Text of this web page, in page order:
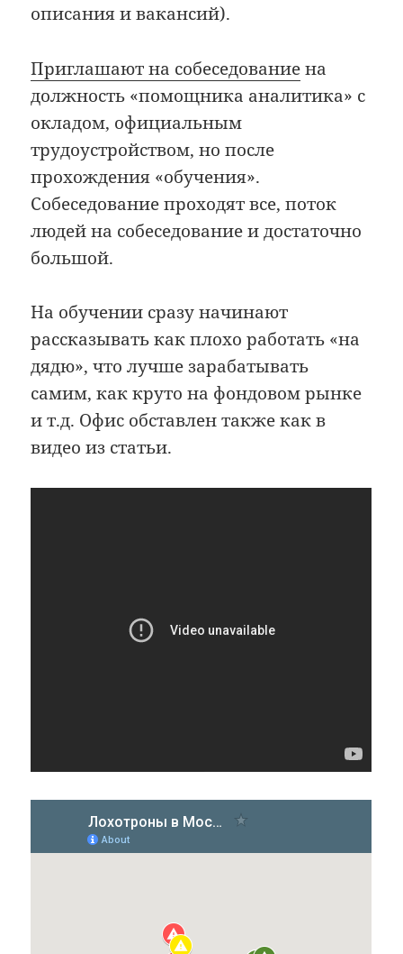
описания и вакансий).
Приглашают на собеседованиена
должность «помощника аналитика» с
окладом, официальным
трудоустройством, но после
прохождения «обучения».
Собеседование проходят все, поток
людей на собеседование и достаточно
большой.
На обучении сразу начинают
рассказывать как плохо работать «на
дядю», что лучше зарабатывать
самим, как круто на фондовом рынке
и т.д. Офис обставлен также как в
видео из статьи.